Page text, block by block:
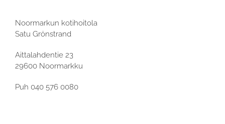
Noormarkun kotihoitola
Satu Grönstrand
Aittalahdentie 23
29600 Noormarkku
Puh 040 576 0080